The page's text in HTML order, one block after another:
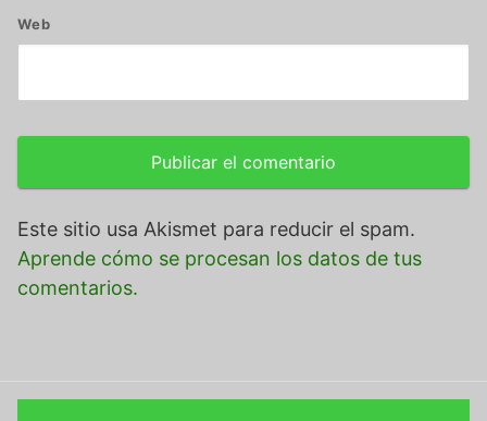
Web
Este sitio usa Akismet para reducir el spam.
Aprende cómo se procesan los datos de tus
comentarios.